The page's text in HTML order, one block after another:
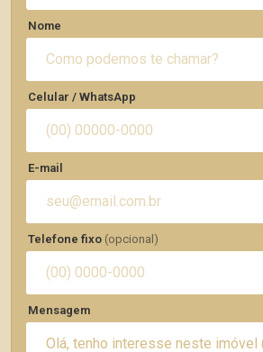
Nome
Celular / WhatsApp
E-mail
Telefone fixo (opcional)
Mensagem